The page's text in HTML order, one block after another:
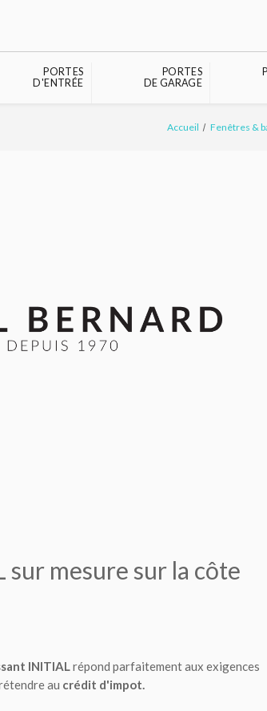
PORTES
D'ENTRÉE
PORTES
DE GARAGE
Accueil Fenêtres &
sur mesure sur la côte
INITIALrépond parfaitement aux exigences
au crédit d'impot.